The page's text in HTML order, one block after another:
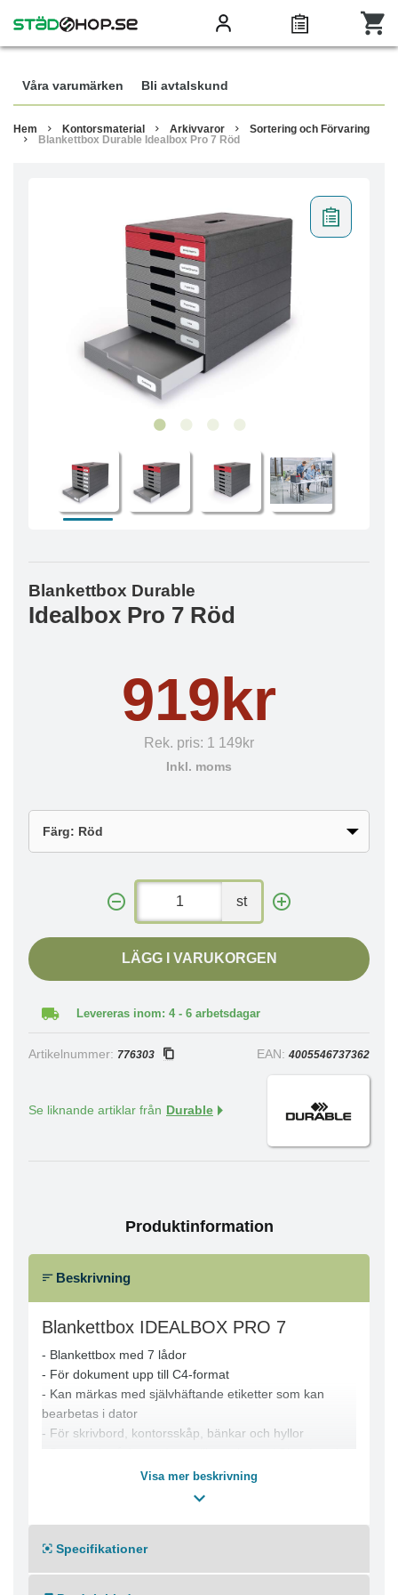
Våra varumärken Bli avtalskund
Hem Kontorsmaterial Arkivvaror
Sortering och Förvaring
Blankettbox Durable Idealbox Pro 7 Röd
Blankettbox Durable
Idealbox Pro 7 Röd
919kr
Rek. pris: 1 149kr
Inkl. moms
st
LÄGG I VARUKORGEN
Levereras inom: 4 - 6 arbetsdagar
Artikelnummer: 776303 EAN: 4005546737362
Se liknande artiklar från Durable
Produktinformation
Beskrivning
Blankettbox IDEALBOX PRO 7
- Blankettbox med 7 lådor
- För dokument upp till C4-format
- Kan märkas med självhäftande etiketter som kan
bearbetas i dator
- För skrivbord, kontorsskåp, bänkar och hyllor
och tillverkad av minst 80 % återvunnet material
Visa mer beskrivning
Specifikationer